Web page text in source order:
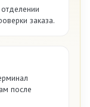
заказа.
после